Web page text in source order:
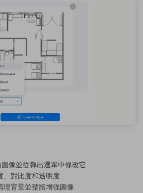
像並從彈出選單中修改它
、對比度和透明度
理背景並整體增強圖像